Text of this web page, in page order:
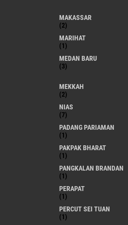
MAKASSAR
(2)
MARIHAT
(1)
MEDAN BARU
(3)
MEKKAH
(2)
NIAS
(7)
PADANG PARIAMAN
(1)
PAKPAK BHARAT
(1)
PANGKALAN BRANDAN
(1)
PERAPAT
(1)
PERCUT SEI TUAN
(1)